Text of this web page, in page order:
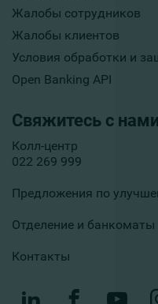
Жалобы сотрудников
Жалобы клиентов
Условия обработки и
Open Banking API
Свяжитесь с нами
Колл-центр
022 269 999
Предложения по
Отделение и банкоматы
Контакты